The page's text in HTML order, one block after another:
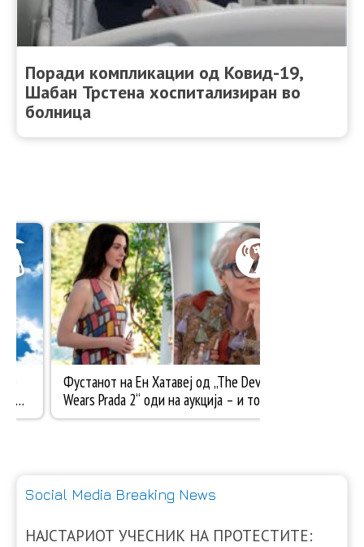
Поради компликации од Ковид-19,
Шабан Трстена хоспитализиран во
болница
Social Media Breaking News
НАЈСТАРИОТ УЧЕСНИК НА ПРОТЕСТИТЕ: